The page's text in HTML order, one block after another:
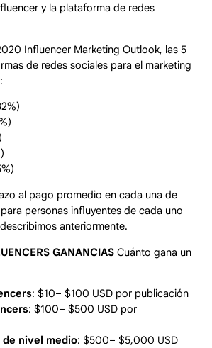
y la plataforma de redes
Influencer Marketing Outlook, las 5
de redes sociales para el marketing
al pago promedio en cada una de
personas influyentes de cada uno
anteriormente.
GANANCIAS Cuánto gana un
: $10– $100 USD por publicación
: $100– $500 USD por
nivel medio: $500– $5,000 USD